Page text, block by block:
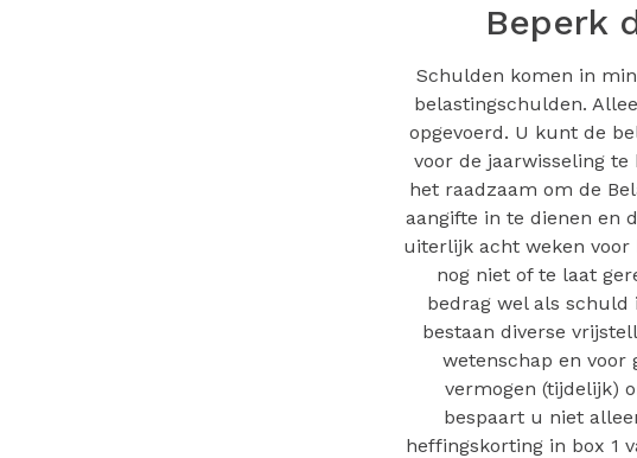
Beperk
Schulden komen in
belastingschulden.
opgevoerd. U kunt de
voor de jaarwisseling
het raadzaam om de
aangifte in te dienen en
uiterlijk acht weken voor
nog niet of te laat
bedrag wel als schuld
bestaan diverse
wetenschap en voor
vermogen (tijdelijk)
bespaart u niet
heffingskorting in box 1